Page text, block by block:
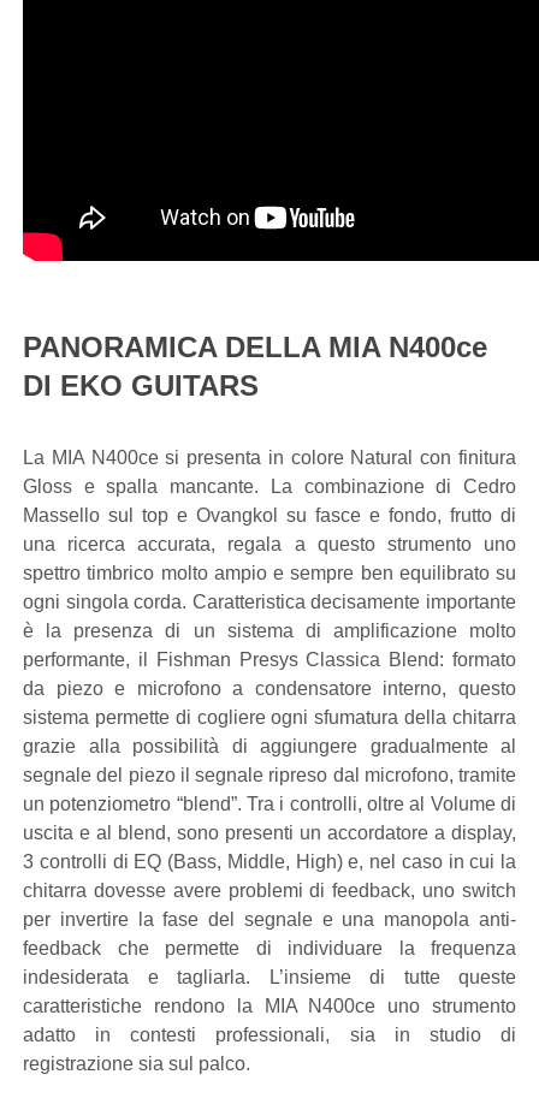
PANORAMICA DELLA MIA N400ce
DI EKO GUITARS
La MIA N400ce si presenta in colore Natural con finitura
Gloss e spalla mancante. La combinazione di Cedro
Massello sul top e Ovangkol su fasce e fondo, frutto di
una ricerca accurata, regala a questo strumento uno
spettro timbrico molto ampio e sempre ben equilibrato su
ogni singola corda. Caratteristica decisamente importante
è la presenza di un sistema di amplificazione molto
performante, il Fishman Presys Classica Blend: formato
da piezo e microfono a condensatore interno, questo
sistema permette di cogliere ogni sfumatura della chitarra
grazie alla possibilità di aggiungere gradualmente al
segnale del piezo il segnale ripreso dal microfono, tramite
un potenziometro “blend”. Tra i controlli, oltre al Volume di
uscita e al blend, sono presenti un accordatore a display,
3 controlli di EQ (Bass, Middle, High) e, nel caso in cui la
chitarra dovesse avere problemi di feedback, uno switch
per invertire la fase del segnale e una manopola anti-
feedback che permette di individuare la frequenza
indesiderata e tagliarla. L’insieme di tutte queste
caratteristiche rendono la MIA N400ce uno strumento
adatto in contesti professionali, sia in studio di
registrazione sia sul palco.